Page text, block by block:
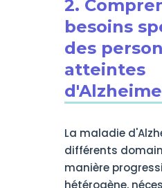
2.
besoins
des
atteintes
La maladie
différents
manière